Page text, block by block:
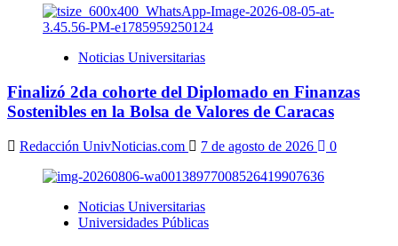
Noticias Universitarias
Finalizó 2da cohorte del Diplomado en Finanzas
Sostenibles en la Bolsa de Valores de Caracas
Redacción UnivNoticias.com 7 de agosto de 2026 0
Noticias Universitarias
Universidades Públicas